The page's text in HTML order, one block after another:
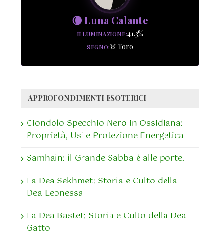
🌘 Luna Calante
ILLUMINAZIONE 41.3%
SEGNO ♉ Toro
APPROFONDIMENTI ESOTERICI
Ciondolo Specchio Nero in Ossidiana:
Proprietà, Usi e Protezione Energetica
Samhain: il Grande Sabba è alle porte.
La Dea Sekhmet: Storia e Culto della
Dea Leonessa
La Dea Bastet: Storia e Culto della Dea
Gatto